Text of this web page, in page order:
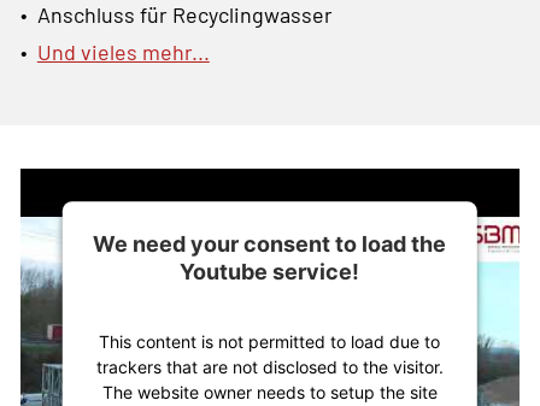
• Anschluss für Recyclingwasser
• Und vieles mehr...
We need your consent to load the
Youtube service!
This content is not permitted to load due to
trackers that are not disclosed to the visitor.
The website owner needs to setup the site